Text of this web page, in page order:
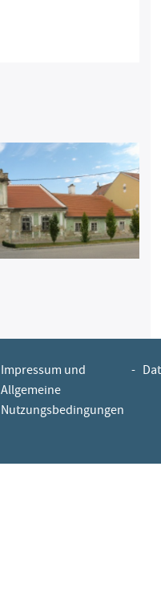
Impressum und
Allgemeine
Nutzungsbedingungen
-